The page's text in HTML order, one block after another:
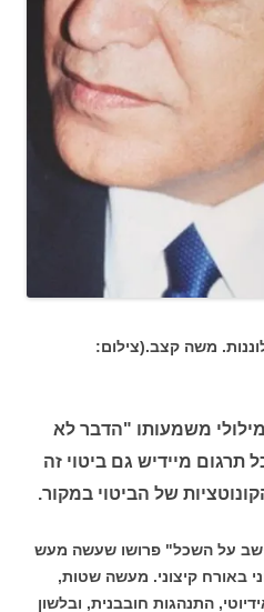
משה קצב.(צילום:
משמעותו "הדבר לא
מיידיש גם ביטוי זה
של הביטוי במקור.
על השכל" פרושו שעשה מעש
באורח קיצוני. מעשה שטות,
התנהגות חובבנית, ובלשון